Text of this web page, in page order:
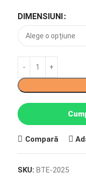
DIMENSIUNI
Compară
SKU: BTE-2025